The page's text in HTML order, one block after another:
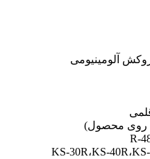
آلومینیومی
روی محصول)